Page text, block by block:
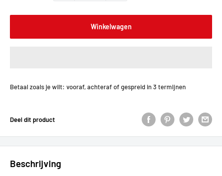
Winkelwagen
Betaal zoals je wilt: vooraf, achteraf of gespreid in 3 termijnen
Deel dit product
Beschrijving